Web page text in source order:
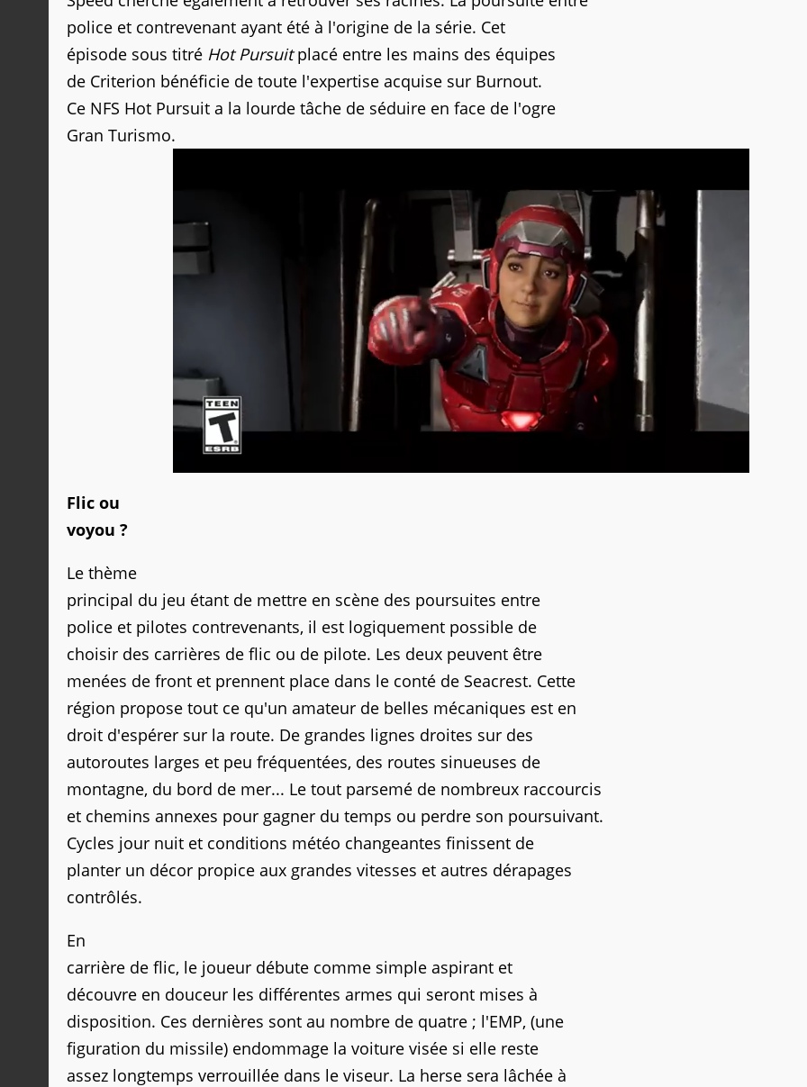
police et contrevenant ayant été à l'origine de la série. Cet
épisode sous titré Hot Pursuitplacé entre les mains des équipes
de Criterion bénéficie de toute l'expertise acquise sur Burnout.
Ce NFS Hot Pursuit a la lourde tâche de séduire en face de l'ogre
Gran Turismo.
Flic ou
voyou ?
Le thème
principal du jeu étant de mettre en scène des poursuites entre
police et pilotes contrevenants, il est logiquement possible de
choisir des carrières de flic ou de pilote. Les deux peuvent être
menées de front et prennent place dans le conté de Seacrest. Cette
région propose tout ce qu'un amateur de belles mécaniques est en
droit d'espérer sur la route. De grandes lignes droites sur des
autoroutes larges et peu fréquentées, des routes sinueuses de
montagne, du bord de mer... Le tout parsemé de nombreux raccourcis
et chemins annexes pour gagner du temps ou perdre son poursuivant.
Cycles jour nuit et conditions météo changeantes finissent de
planter un décor propice aux grandes vitesses et autres dérapages
contrôlés.
En
carrière de flic, le joueur débute comme simple aspirant et
découvre en douceur les différentes armes qui seront mises à
disposition. Ces dernières sont au nombre de quatre ; l'EMP, (une
figuration du missile) endommage la voiture visée si elle reste
assez longtemps verrouillée dans le viseur. La herse sera lâchée à